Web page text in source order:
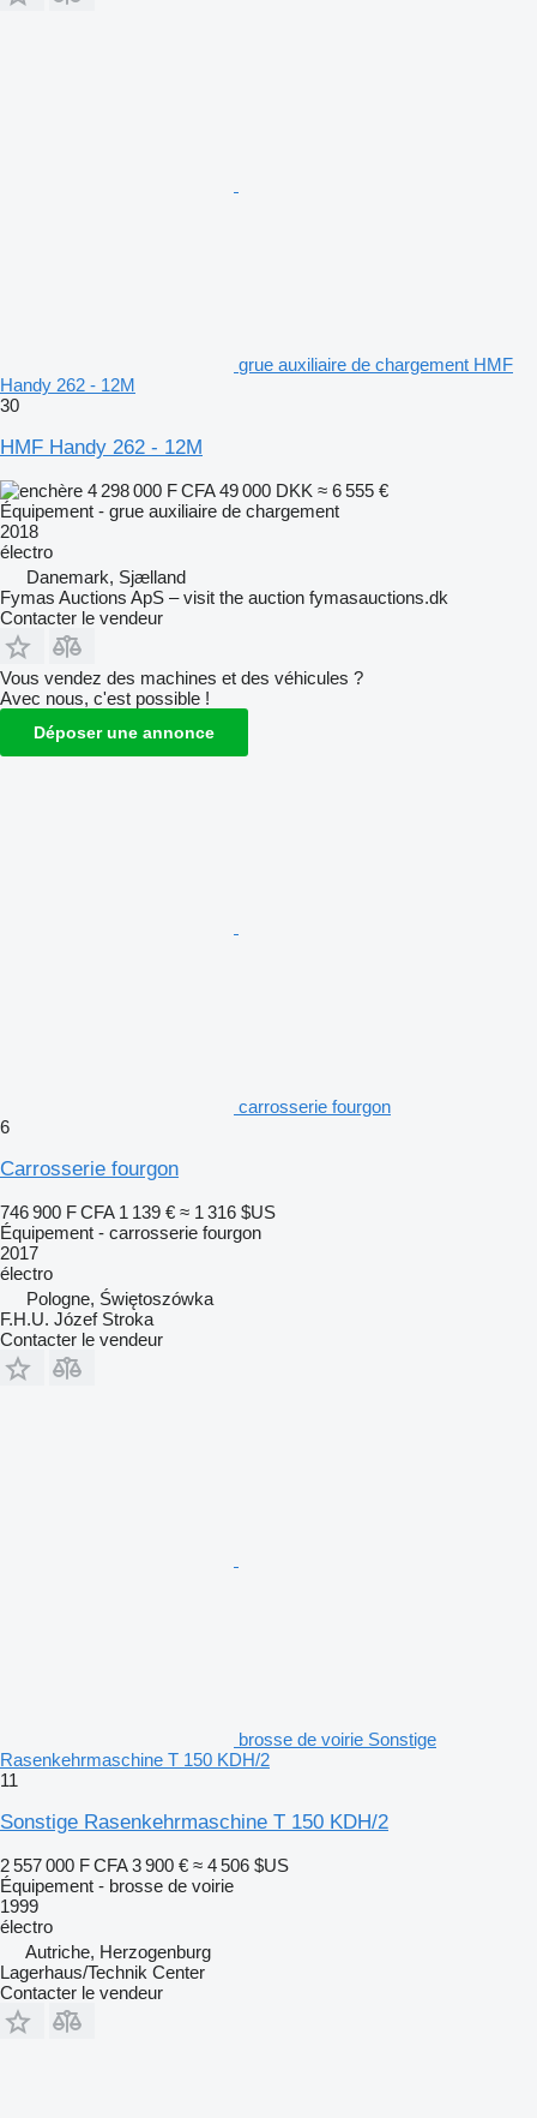
grue auxiliaire de chargement HMF
Handy 262 - 12M
30
HMF Handy 262 - 12M
4 298 000 F CFA49 000 DKK ≈ 6 555 €
Équipement - grue auxiliaire de chargement
2018
électro
Danemark, Sjælland
Fymas Auctions ApS – visit the auction fymasauctions.dk
Contacter le vendeur
Vous vendez des machines et des véhicules ?
Avec nous, c'est possible !
Déposer une annonce
carrosserie fourgon
6
Carrosserie fourgon
746 900 F CFA 1 139 € ≈ 1 316 $US
Équipement - carrosserie fourgon
2017
électro
Pologne, Świętoszówka
F.H.U. Józef Stroka
Contacter le vendeur
brosse de voirie Sonstige
Rasenkehrmaschine T 150 KDH/2
11
Sonstige Rasenkehrmaschine T 150 KDH/2
2 557 000 F CFA 3 900 € ≈ 4 506 $US
Équipement - brosse de voirie
1999
électro
Autriche, Herzogenburg
Lagerhaus/Technik Center
Contacter le vendeur